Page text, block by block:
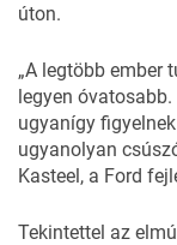
úton.
„A legtöbb ember
legyen
ugyanígy
ugyanolyan
Kasteel, a Ford
Tekintettel az